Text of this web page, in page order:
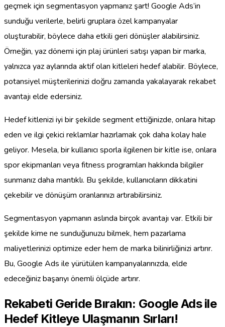
geçmek için segmentasyon yapmanız şart! Google Ads’in
sunduğu verilerle, belirli gruplara özel kampanyalar
oluşturabilir, böylece daha etkili geri dönüşler alabilirsiniz.
Örneğin, yaz dönemi için plaj ürünleri satışı yapan bir marka,
yalnızca yaz aylarında aktif olan kitleleri hedef alabilir. Böylece,
potansiyel müşterilerinizi doğru zamanda yakalayarak rekabet
avantajı elde edersiniz.
Hedef kitlenizi iyi bir şekilde segment ettiğinizde, onlara hitap
eden ve ilgi çekici reklamlar hazırlamak çok daha kolay hale
geliyor. Mesela, bir kullanıcı sporla ilgilenen bir kitle ise, onlara
spor ekipmanları veya fitness programları hakkında bilgiler
sunmanız daha mantıklı. Bu şekilde, kullanıcıların dikkatini
çekebilir ve dönüşüm oranlarınızı artırabilirsiniz.
Segmentasyon yapmanın aslında birçok avantajı var. Etkili bir
şekilde kime ne sunduğunuzu bilmek, hem pazarlama
maliyetlerinizi optimize eder hem de marka bilinirliğinizi artırır.
Bu, Google Ads ile yürütülen kampanyalarınızda, elde
edeceğiniz başarıyı önemli ölçüde artırır.
Rekabeti Geride Bırakın: Google Ads ile
Hedef Kitleye Ulaşmanın Sırları!